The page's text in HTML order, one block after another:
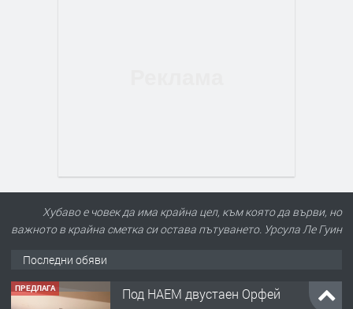
Хубаво е човек да има крайна цел, към която да върви, но
важното в крайна сметка си остава пътуването. Урсула Ле Гуин
Последни обяви
ПРЕДЛАГА Под НАЕМ двустаен Орфей